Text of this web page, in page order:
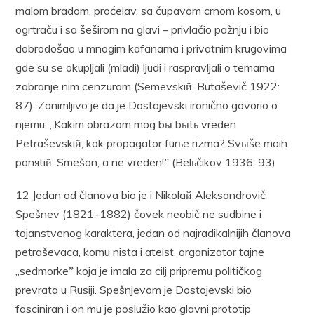
malom bradom, proćelav, sa čupavom crnom kosom, u
ogrtraču i sa šeširom na glavi – privlačio pažnju i bio
dobrodošao u mnogim kafanama i privatnim krugovima
gde su se okupljali (mladi) ljudi i raspravljali o temama
zabranje nim cenzurom (Semevskiй, Butaševič 1922:
87). Zanimljivo je da je Dostojevski ironično govorio o
njemu: „Kakim obrazom mog bы bыtь vreden
Petraševskiй, kak propagator furьe rizma? Svыše moih
ponяtiй. Smešon, a ne vreden!ˮ (Belьčikov 1936: 93)
12 Jedan od članova bio je i Nikolaй Aleksandrovič
Spešnev (1821–1882) čovek neobič ne sudbine i
tajanstvenog karaktera, jedan od najradikalnijih članova
petraševaca, komu nista i ateist, organizator tajne
„sedmorkeˮ koja je imala za cilj pripremu političkog
prevrata u Rusiji. Spešnjevom je Dostojevski bio
fasciniran i on mu je poslužio kao glavni prototip